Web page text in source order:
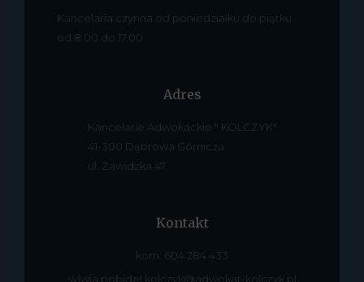
Kancelaria czynna od poniedziałku do piątku
od 8.00 do 17.00
Adres
Kancelarie Adwokackie " KOLCZYK"
41-300 Dąbrowa Górnicza
ul. Zawidzka 47
Kontakt
kom: 604 284 433
sylwia.pobidel.kolczyk@adwokat-kolczyk.pl